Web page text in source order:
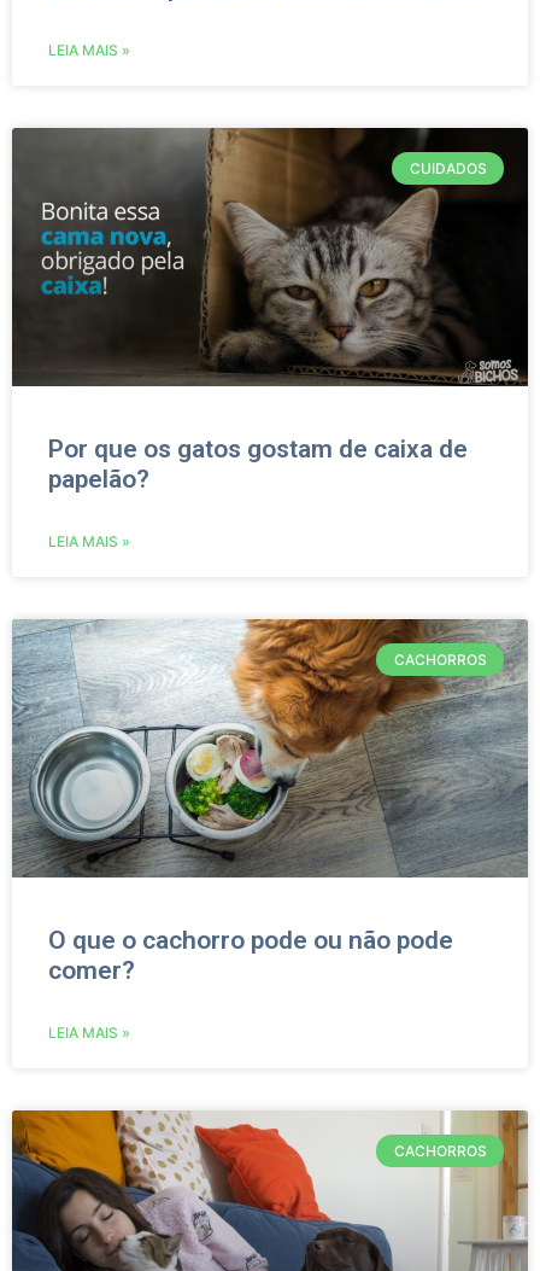
LEIA MAIS »
CUIDADOS
Por que os gatos gostam de caixa de
papelão?
LEIA MAIS »
CACHORROS
O que o cachorro pode ou não pode
comer?
LEIA MAIS »
CACHORROS